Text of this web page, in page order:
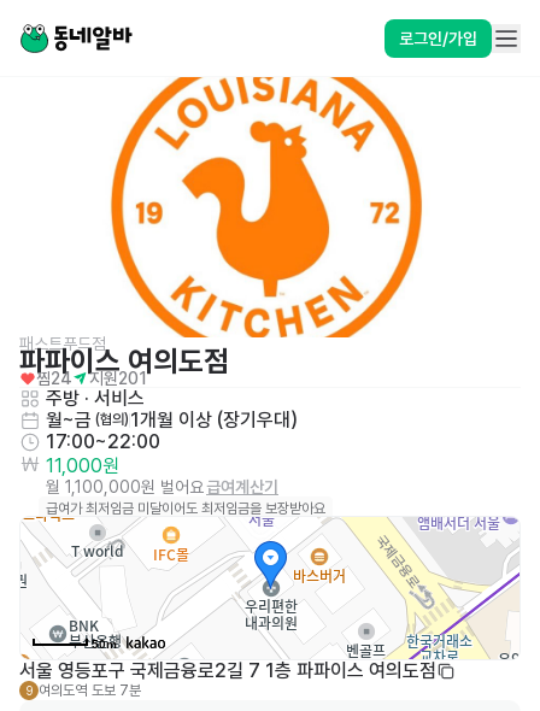
로그인/가입
패스트푸드점
파파이스 여의도점
찜24 지원201
주방 · 서비스
월~금 (협의) 1개월 이상 (장기우대)
17:00~22:00
11,000원
월 1,100,000원 벌어요급여계산기
급여가 최저임금 미달이어도 최저임금을 보장받아요
50m
서울 영등포구 국제금융로2길 7 1층 파파이스 여의도점
9 여의도역 도보 7분